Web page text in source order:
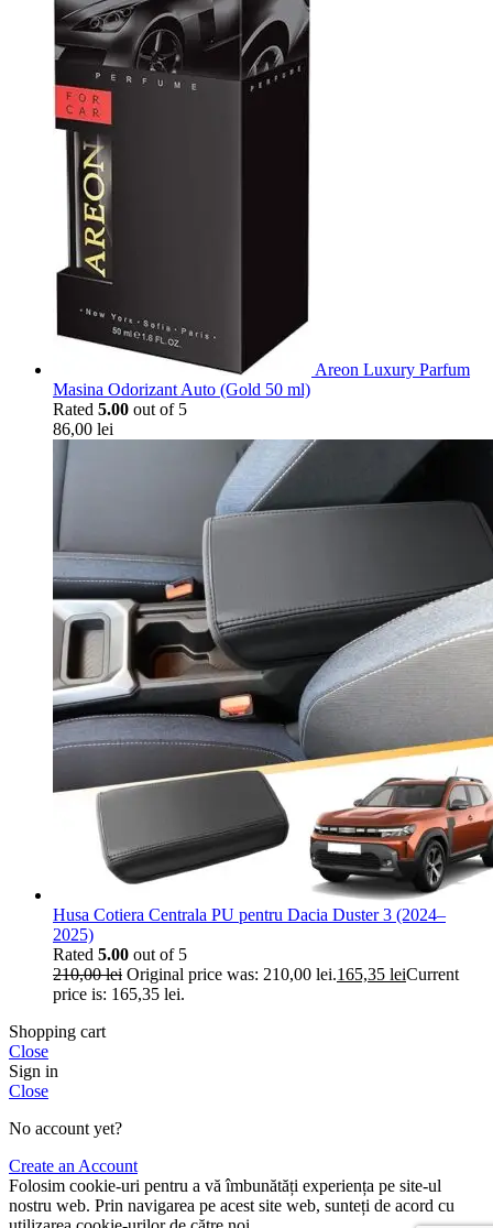
Areon Luxury Parfum
Masina Odorizant Auto (Gold 50 ml)
Rated 5.00 out of 5
86,00 lei
Husa Cotiera Centrala PU pentru Dacia Duster 3 (2024–
2025)
Rated 5.00 out of 5
210,00lei Original price was: 210,00 lei.165,35 leiCurrent
price is: 165,35 lei.
Shopping cart
Close
Sign in
Close
No account yet?
Create an Account
Folosim cookie-uri pentru a vă îmbunătăți experiența pe site-ul
nostru web. Prin navigarea pe acest site web, sunteți de acord cu